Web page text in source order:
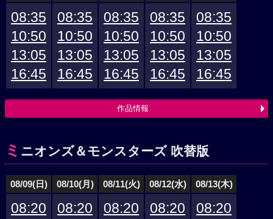
08:35
10:50
13:05
16:45
08:35
10:50
13:05
16:45
08:35
10:50
13:05
16:45
08:35
10:50
13:05
16:45
08:35
10:50
13:05
16:45
作品情報
ミ ニオンズ＆モンスターズ 吹替版
08/09(日) 08/10(月) 08/11(火) 08/12(水) 08/13(木)
08:20
08:20
08:20
08:20
08:20